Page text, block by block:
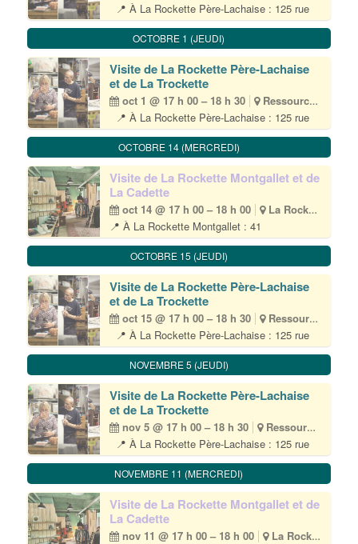
📍 À La Rockette Père-Lachaise : 125 rue
du chemin vert – 75011 Paris • (M) Père-
Lachaise 👥 Tout public – 10 participant·es
max 🎟 Inscription obligatoire par email à
visite@lapetiterockette.org 💶 Gratuit Durée
environ 1h30 La Petite Rockette est[...]
OCTOBRE 1 (JEUDI)
Visite de La Rockette Père-Lachaise
et de La Trockette
oct 1 @ 17 h 00 – 18 h 30
Ressourcerie
📍 À La Rockette Père-Lachaise : 125 rue
du chemin vert – 75011 Paris • (M) Père-
Lachaise 👥 Tout public – 10 participant·es
max 🎟 Inscription obligatoire par email à
visite@lapetiterockette.org 💶 Gratuit Durée
environ 1h30 La Petite Rockette est[...]
OCTOBRE 14 (MERCREDI)
Visite de La Rockette Montgallet et de
La Cadette
oct 14 @ 17 h 00 – 18 h 00
La Rockette Ressourcerie Montgallet
📍 À La Rockette Montgallet : 41
rue Jacques Hillairet – 75012 Paris • Ⓜ️
Montgallet 📆 1 mercredi par mois • 17H>18H
👥 Tout public 🎟 Inscription obligatoire par
email à cadette@lapetiterockette.org
💶 Gratuit La Petite Rockette est heureuse
d’ouvrir ses[...]
OCTOBRE 15 (JEUDI)
Visite de La Rockette Père-Lachaise
et de La Trockette
oct 15 @ 17 h 00 – 18 h 30
Ressourcerie
📍 À La Rockette Père-Lachaise : 125 rue
du chemin vert – 75011 Paris • (M) Père-
Lachaise 👥 Tout public – 10 participant·es
max 🎟 Inscription obligatoire par email à
visite@lapetiterockette.org 💶 Gratuit Durée
environ 1h30 La Petite Rockette est[...]
NOVEMBRE 5 (JEUDI)
Visite de La Rockette Père-Lachaise
et de La Trockette
nov 5 @ 17 h 00 – 18 h 30
Ressourcerie
📍 À La Rockette Père-Lachaise : 125 rue
du chemin vert – 75011 Paris • (M) Père-
Lachaise 👥 Tout public – 10 participant·es
max 🎟 Inscription obligatoire par email à
visite@lapetiterockette.org 💶 Gratuit Durée
environ 1h30 La Petite Rockette est[...]
NOVEMBRE 11 (MERCREDI)
Visite de La Rockette Montgallet et de
La Cadette
nov 11 @ 17 h 00 – 18 h 00
La Rockette Ressourcerie Montgallet